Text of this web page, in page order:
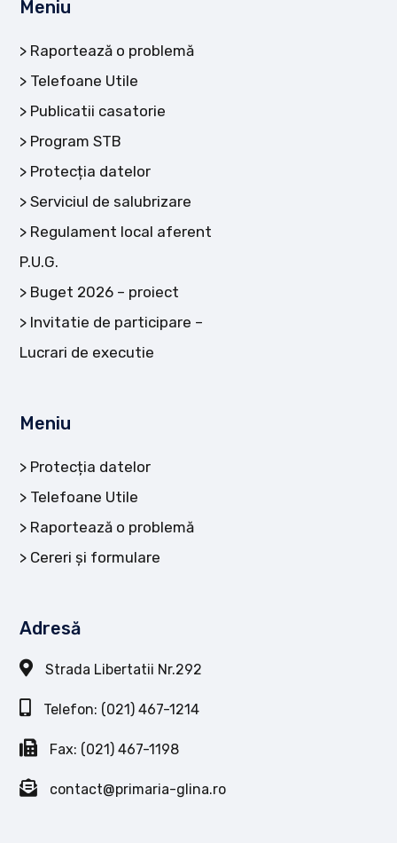
Meniu
Raportează o problemă
Telefoane Utile
Publicatii casatorie
Program STB
Protecția datelor
Serviciul de salubrizare
Regulament local aferent
P.U.G.
Buget 2026 – proiect
Invitatie de participare –
Lucrari de executie
Meniu
Protecția datelor
Telefoane Utile
Raportează o problemă
Cereri și formulare
Adresă
Strada Libertatii Nr.292
Telefon: (021) 467-1214
Fax: (021) 467-1198
contact@primaria-glina.ro